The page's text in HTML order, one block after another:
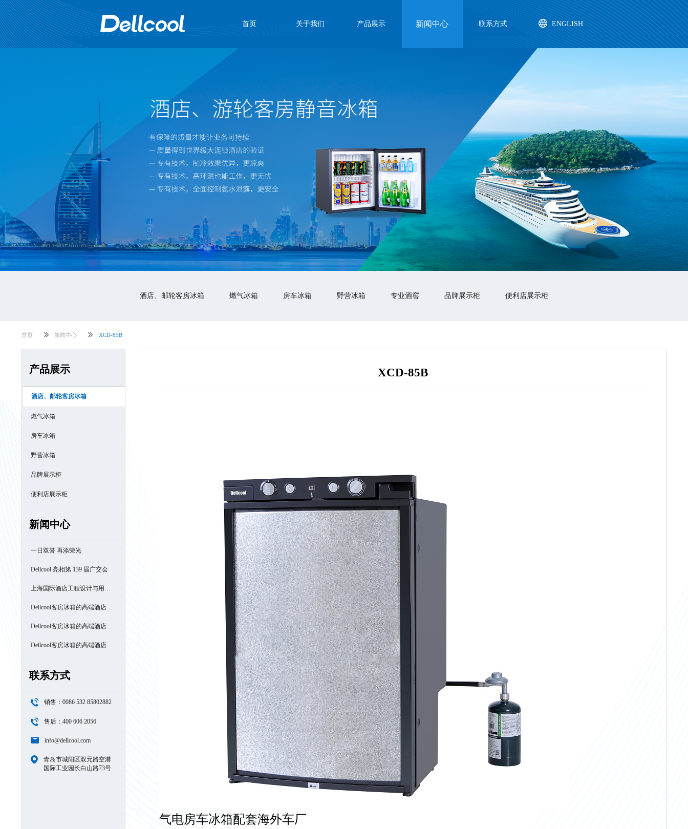
首页 关于我们 产品展示 新闻中心 联系方式 ENGLISH
酒店、邮轮客房冰箱 燃气冰箱 房车冰箱 野营冰箱 专业酒窖 品牌展示柜 便利店展示柜
首页 新闻中心 XCD-85B
产品展示
酒店、邮轮客房冰箱
燃气冰箱
房车冰箱
野营冰箱
品牌展示柜
便利店展示柜
新闻中心
一日双誉 再添荣光
Dellcool 亮相第 139 届广交会
上海国际酒店工程设计与用品
博览会
Dellcool客房冰箱的高端酒店之
旅- 厦门南洋万怡酒店
Dellcool客房冰箱的高端酒店之
旅- 西安高新区万豪酒店
Dellcool客房冰箱的高端酒店之
联系方式
销售：0086 532 85802882
售后：400 606 2056
info@dellcool.com
青岛市城阳区双元路空港
国际工业园长白山路73号
XCD-85B
气电房车冰箱配套海外车厂